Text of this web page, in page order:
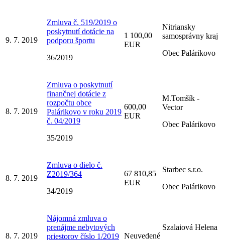
9. 7. 2019
Zmluva č. 519/2019 o
poskytnutí dotácie na
podporu športu
36/2019
1 100,00
EUR
Nitriansky
samosprávny kraj
Obec Palárikovo
8. 7. 2019
Zmluva o poskytnutí
finančnej dotácie z
rozpočtu obce
Palárikovo v roku 2019
č. 04/2019
35/2019
600,00
EUR
M.Tomšík -
Vector
Obec Palárikovo
8. 7. 2019
Zmluva o dielo č.
Z2019/364
34/2019
67 810,85
EUR
Starbec s.r.o.
Obec Palárikovo
8. 7. 2019
Nájomná zmluva o
prenájme nebytových
priestorov číslo 1/2019 Neuvedené
Szalaiová Helena